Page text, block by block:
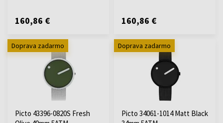
160,86 € 160,86 €
Doprava zadarmo
Picto 43396-0820S Fresh
Doprava zadarmo
Picto 34061-1014 Matt Black